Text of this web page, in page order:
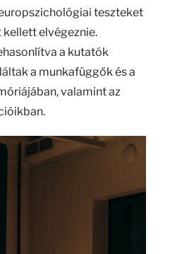
teszteket
elvégeznie.
a kutatók
a munkafüggők és a
valamint az